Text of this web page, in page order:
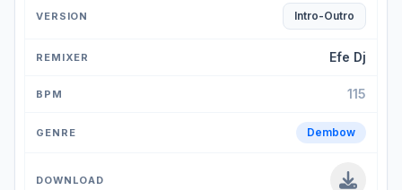
Intro-Outro
Efe Dj
115
Dembow